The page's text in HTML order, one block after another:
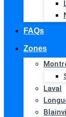
FAQs
Zones
Laval